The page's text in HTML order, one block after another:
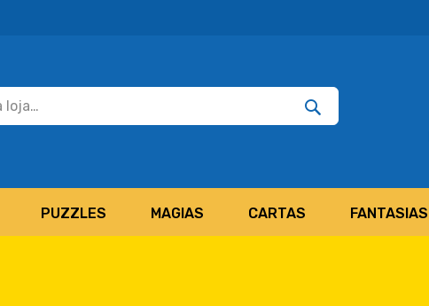
Pesquisar Pesquisar
PUZZLES MAGIAS CARTAS FANTASIAS